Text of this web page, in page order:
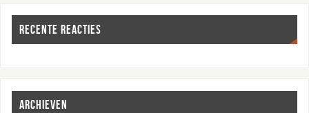
RECENTE REACTIES
ARCHIEVEN